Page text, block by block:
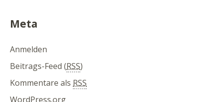
Meta
Anmelden
Beitrags-Feed (RSS)
Kommentare als RSS
WordPress.org